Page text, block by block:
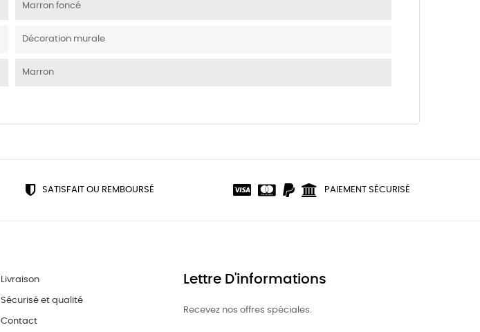
Marron foncé
Décoration murale
Marron
SATISFAIT OU REMBOURSÉ PAIEMENT SÉCURISÉ
Livraison
Sécurisé et qualité
Contact
Lettre D'informations
Recevez nos offres spéciales.